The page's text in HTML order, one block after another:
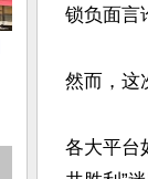
锁负面言
然而，这
各大平台